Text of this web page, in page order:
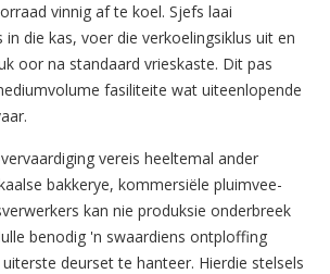
vinnig af te koel. Sjefs laai
in die kas, voer die verkoelingsiklus uit en
oor na standaard vrieskaste. Dit pas
fasiliteite wat uiteenlopende
vereis heeltemal ander
bakkerye, kommersiële pluimvee-
kan nie produksie onderbreek
benodig 'n swaardiens ontploffing
deurset te hanteer. Hierdie stelsels